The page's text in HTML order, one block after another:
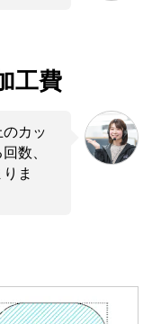
工費
カッ
数、
ま